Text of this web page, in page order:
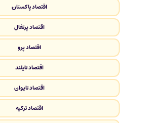
اقتصاد پاکستان
اقتصاد پرتغال
اقتصاد پرو
اقتصاد تایلند
اقتصاد تایوان
اقتصاد ترکیه